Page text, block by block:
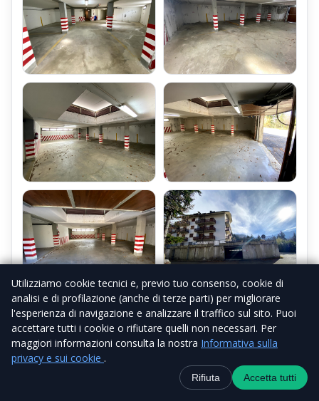
Utilizziamo cookie tecnici e, previo tuo consenso, cookie di
analisi e di profilazione (anche di terze parti) per migliorare
l'esperienza di navigazione e analizzare il traffico sul sito. Puoi
accettare tutti i cookie o rifiutare quelli non necessari. Per
maggiori informazioni consulta la nostra Informativa sulla
privacy e sui cookie .
Rifiuta Accetta tutti
WhatsApp Canale